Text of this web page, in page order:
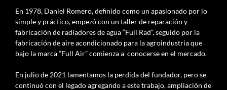
En 1978, Daniel Romero, definido como un apasionado por lo
simple y práctico, empezó con un taller de reparación y
fabricación de radiadores de agua “Full Rad”, seguido por la
fabricación de aire acondicionado para la agroindustria que
bajo la marca “Full Air” comienza a conocerse en el mercado.
En julio de 2021 lamentamos la perdida del fundador, pero se
continuó con el legado agregando a este trabajo, ampliación de